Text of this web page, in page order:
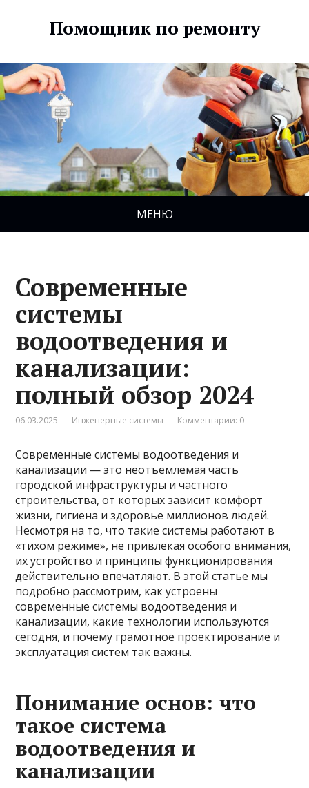
Помощник по ремонту
МЕНЮ
Современные
системы
водоотведения и
канализации:
полный обзор 2024
06.03.2025 Инженерные системы Комментарии: 0
Современные системы водоотведения и
канализации — это неотъемлемая часть
городской инфраструктуры и частного
строительства, от которых зависит комфорт
жизни, гигиена и здоровье миллионов людей.
Несмотря на то, что такие системы работают в
«тихом режиме», не привлекая особого внимания,
их устройство и принципы функционирования
действительно впечатляют. В этой статье мы
подробно рассмотрим, как устроены
современные системы водоотведения и
канализации, какие технологии используются
сегодня, и почему грамотное проектирование и
эксплуатация систем так важны.
Понимание основ: что
такое система
водоотведения и
канализации